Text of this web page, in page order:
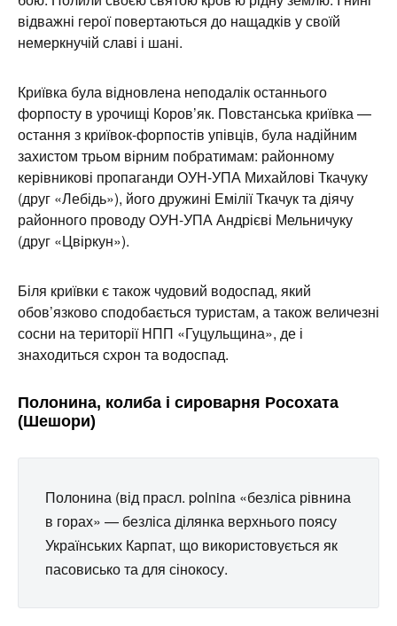
відважні герої повертаються до нащадків у своїй
немеркнучій славі і шані.
Криївка була відновлена неподалік останнього
форпосту в урочищі Коров’як. Повстанська криївка —
остання з криївок-форпостів упівців, була надійним
захистом трьом вірним побратимам: районному
керівникові пропаганди ОУН-УПА Михайлові Ткачуку
(друг «Лебідь»), його дружині Емілії Ткачук та діячу
районного проводу ОУН-УПА Андрієві Мельничуку
(друг «Цвіркун»).
Біля криївки є також чудовий водоспад, який
обов’язково сподобається туристам, а також величезні
сосни на території НПП «Гуцульщина», де і
знаходиться схрон та водоспад.
Полонина, колиба і сироварня Росохата
(Шешори)
Полонина (від прасл. polnina «безліса рівнина
в горах» — безліса ділянка верхнього поясу
Українських Карпат, що використовується як
пасовисько та для сінокосу.